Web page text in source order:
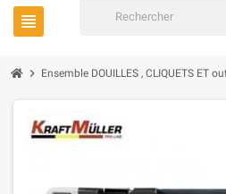
view_headline
chevron_right Ensemble DOUILLES , CLIQUETS ET